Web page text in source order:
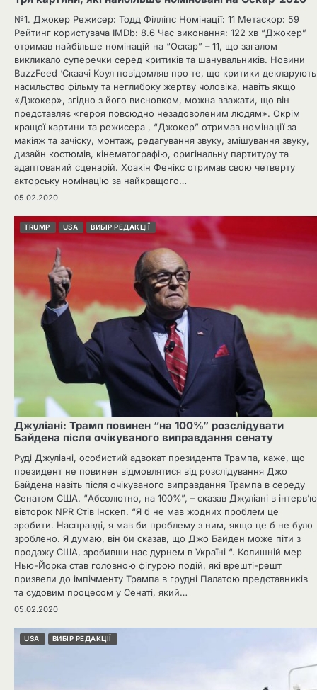
№1. Джокер Режисер: Тодд Філліпс Номінації: 11 Метаскор: 59
Рейтинг користувача IMDb: 8.6 Час виконання: 122 хв “Джокер”
отримав найбільше номінацій на “Оскар” – 11, що загалом
викликало суперечки серед критиків та шанувальників. Новини
BuzzFeed ‘Скаачі Коул повідомляв про те, що критики декларують
насильство фільму та неглибоку жертву чоловіка, навіть якщо
«Джокер», згідно з його висновком, можна вважати, що він
представляє «героя повсюдно незадоволеним людям». Окрім
кращої картини та режисера , “Джокер” отримав номінації за
макіяж та зачіску, монтаж, редагування звуку, змішування звуку,
дизайн костюмів, кінематографію, оригінальну партитуру та
адаптований сценарій. Хоакін Фенікс отримав свою четверту
акторську номінацію за найкращого…
05.02.2020
TRUMP USA ВИБІР РЕДАКЦІЇ
Джуліані: Трамп повинен “на 100%” розслідувати
Байдена після очікуваного виправдання сенату
Руді Джуліані, особистий адвокат президента Трампа, каже, що
президент не повинен відмовлятися від розслідування Джо
Байдена навіть після очікуваного виправдання Трампа в середу
Сенатом США. “Абсолютно, на 100%”, – сказав Джуліані в інтерв’ю
вівторок NPR Стів Інскеп. “Я б не мав жодних проблем це
зробити. Насправді, я мав би проблему з ним, якщо це б не було
зроблено. Я думаю, він би сказав, що Джо Байден може піти з
продажу США, зробивши нас дурнем в Україні “. Колишній мер
Нью-Йорка став головною фігурою подій, які врешті-решт
призвели до імпічменту Трампа в грудні Палатою представників
та судовим процесом у Сенаті, який…
05.02.2020
USA ВИБІР РЕДАКЦІЇ